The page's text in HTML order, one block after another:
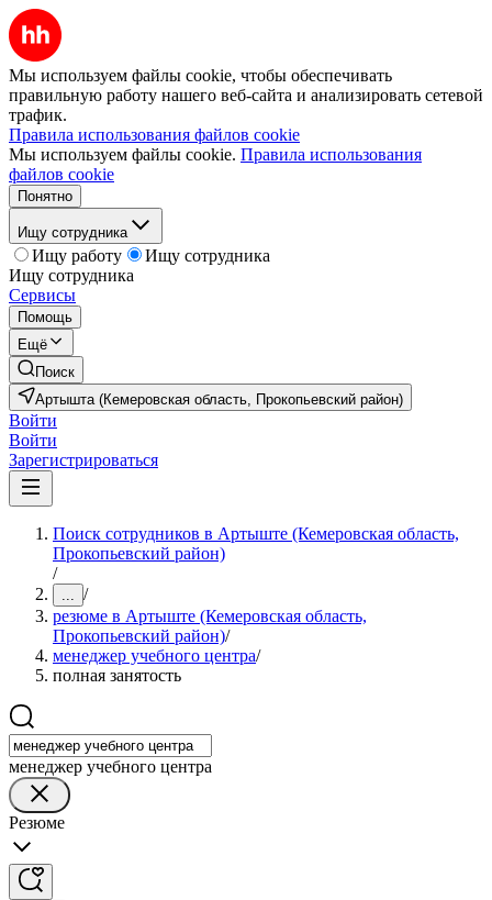
Мы используем файлы cookie, чтобы обеспечивать
правильную работу нашего веб-сайта и анализировать сетевой
трафик.
Правила использования файлов cookie
Мы используем файлы cookie. Правила использования
файлов cookie
Понятно
Ищу сотрудника
Ищу работу
Ищу сотрудника
Ищу сотрудника
Сервисы
Помощь
Ещё
Поиск
Артышта (Кемеровская область, Прокопьевский район)
Войти
Войти
Зарегистрироваться
Поиск сотрудников в Артыште (Кемеровская область,
Прокопьевский район)
/
... /
резюме в Артыште (Кемеровская область,
Прокопьевский район)/
менеджер учебного центра/
полная занятость
менеджер учебного центра
Резюме